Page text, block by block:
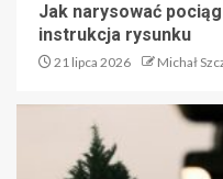
Jak narysować
instrukcja rysunku
21 lipca 2026 Michał